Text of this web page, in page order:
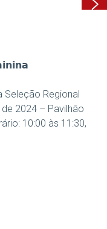
Seleção Regional
2024 – Pavilhão
10:00 às 11:30,